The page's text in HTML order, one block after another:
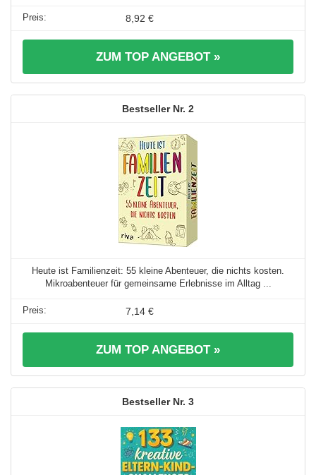
8,92 €
ZUM TOP ANGEBOT »
2
Heute ist Familienzeit: 55 kleine Abenteuer, die nichts kosten.
Mikroabenteuer für gemeinsame Erlebnisse im Alltag ...
7,14 €
ZUM TOP ANGEBOT »
3